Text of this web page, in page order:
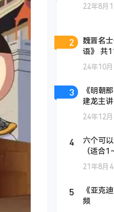
22年8月
2
魏晋名
语》 共
24年10月
3
《明朝
建龙主讲
24年12月
4
六个可
（适合
21年8月4
5
《亚克
频